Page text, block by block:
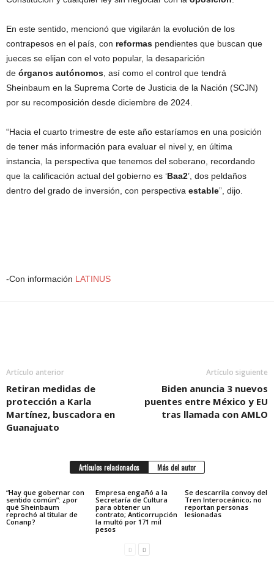
En este sentido, mencionó que vigilarán la evolución de los
contrapesos en el país, con reformas pendientes que buscan que
jueces se elijan con el voto popular, la desaparición
de órganos autónomos , así como el control que tendrá
Sheinbaum en la Suprema Corte de Justicia de la Nación (SCJN)
por su recomposición desde diciembre de 2024.
“Hacia el cuarto trimestre de este año estaríamos en una posición
de tener más información para evaluar el nivel y, en última
instancia, la perspectiva que tenemos del soberano, recordando
que la calificación actual del gobierno es ‘Baa2’, dos peldaños
dentro del grado de inversión, con perspectiva estable”, dijo.
-Con información LATINUS
Artículo anterior
Retiran medidas de
protección a Karla
Martínez, buscadora en
Guanajuato
Artículo siguiente
Biden anuncia 3 nuevos
puentes entre México y EU
tras llamada con AMLO
Artículos relacionados Más del autor
“Hay que gobernar con
sentido común”: ¿por
qué Sheinbaum
reprochó al titular de
Conanp?
Empresa engañó a la
Secretaría de Cultura
para obtener un
contrato; Anticorrupción
la multó por 171 mil
pesos
Se descarrila convoy del
Tren Interoceánico; no
reportan personas
lesionadas